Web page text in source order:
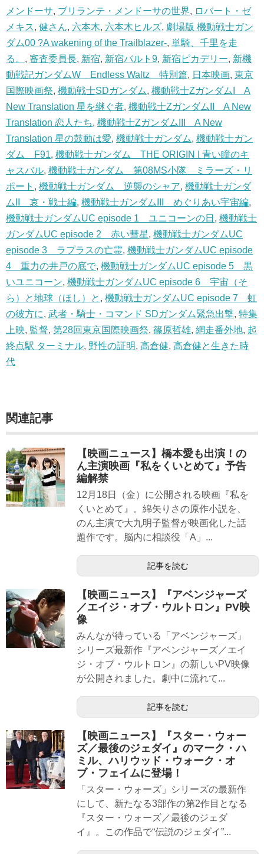
メンドーサ, ブリランテ・メンドーサの世界, ロバート・ゼ
メキス, 健さん, 六本木, 六本木ヒルズ, 劇場版 機動戦士ガン
ダム00 ?A wakening of the Trailblazer-, 単騎、千里を走
る。 , 審査委員長, 新宿, 新宿バルト9, 新宿ピカデリー, 新機
動戦記ガンダムW Endless Waltz 特別篇, 日本映画, 東京
国際映画祭, 機動戦士SDガンダム, 機動戦士ZガンダムI A
New Translation 星を継ぐ者, 機動戦士ZガンダムII A New
Translation 恋人たち, 機動戦士ZガンダムIII A New
Translation 星の鼓動は愛, 機動戦士ガンダム, 機動戦士ガン
ダム F91, 機動戦士ガンダム THE ORIGIN I 青い瞳のキ
ャスバル, 機動戦士ガンダム 第08MS小隊 ミラーズ・リ
ポート , 機動戦士ガンダム 逆襲のシャア, 機動戦士ガンダ
ムII 哀・戦士編, 機動戦士ガンダムIII めぐりあい宇宙編,
機動戦士ガンダムUC episode 1 ユニコーンの日 , 機動戦士
ガンダムUC episode 2 赤い彗星, 機動戦士ガンダムUC
episode 3 ラプラスの亡霊, 機動戦士ガンダムUC episode
4 重力の井戸の底で, 機動戦士ガンダムUC episode 5 黒
いユニコーン, 機動戦士ガンダムUC episode 6 宇宙（そ
ら）と地球（ほし）と , 機動戦士ガンダムUC episode 7 虹
の彼方に, 武者・騎士・コマンド SDガンダム緊急出撃, 特集
上映, 監督, 第28回東京国際映画祭, 篠原哲雄, 網走番外地, 起
終点駅 ターミナル, 野性の証明, 高倉健, 高倉健と生きた時
代
関連記事
【映画ニュース】橋本愛も出演！の
ん主演映画『私をくいとめて』予告
編解禁
12月18日（金）に公開される映画『私を
くいとめて』。綿矢りさの原作小説を、
のん主演で大九明子監督が映画化した話
題作です。脳内に相談役「A」...
記事を読む
【映画ニュース】『アベンジャーズ
／エイジ・オブ・ウルトロン』PV映
像
みんなが待っている「アベンジャーズ」
シリーズ最新作『アベンジャーズ／エイ
ジ・オブ・ウルトロン』の新しいPV映像
が公開されました。劇中に流れて...
記事を読む
【映画ニュース】『スター・ウォー
ズ／最後のジェダイ』のマーク・ハ
ミル、ハリウッド・ウォーク・オ
ブ・フェイムに登場！
「スター・ウォーズ」シリーズの最新作
にして、新たなる3部作の第2作目となる
『スター・ウォーズ／最後のジェダ
イ』。この作品で“伝説のジェダイ”...